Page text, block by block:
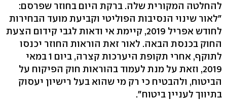
להחלטה המקורית שלה. ברקת היום בחוזר שפרסם:
"לאור שינוי הנסיבות הפוליטי וקביעת מועד הבחירות
לחודש אפריל 2019, קיימת אי ודאות לגבי קידום הצעת
החוק בכנסת הבאה. לאור זאת הוראות החוזר יכנסו
לתוקף, אחרי תקופת היערכות קצרה, ביום 1 במאי
2019, וזאת על מנת לעמוד בהוראות חוק הפיקוח על
הביטוח, ולהבטיח כי רק מי שהוא בעל רישיון יעסוק
בתיווך לעניין ביטוח״.